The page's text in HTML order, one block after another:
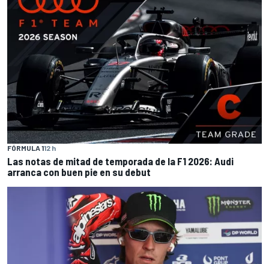
FÓRMULA 112 h
Las notas de mitad de temporada de la F1 2026: Audi
arranca con buen pie en su debut